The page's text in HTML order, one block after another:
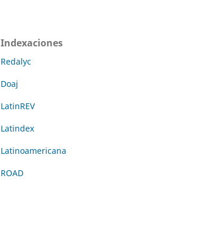
Indexaciones
Redalyc
Doaj
LatinREV
Latindex
Latinoamericana
ROAD